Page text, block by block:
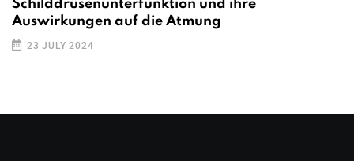
Schilddrüsenunterfunktion und ihre
Auswirkungen auf die Atmung
23 JULY 2024